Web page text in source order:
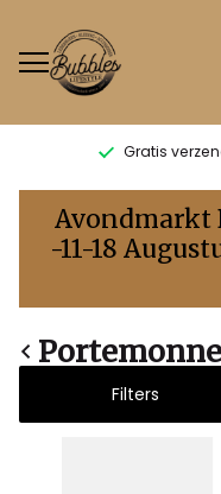
Gratis
Bubbles
Sluis
Avondmarkt
-11-18
Filters